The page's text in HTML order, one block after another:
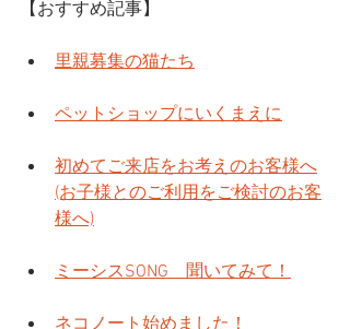
【おすすめ記事】
里親募集の猫たち
ペットショップにいくまえに
初めてご来店をお考えのお客様へ
(お子様とのご利用をご検討のお客
様へ)
ミーシスSONG　聞いてみて！
ネコノート始めました！